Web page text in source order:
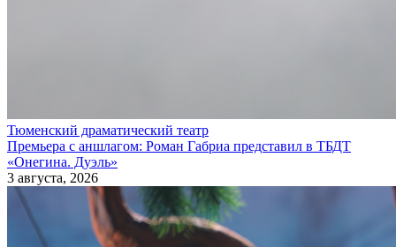
Тюменский драматический театр
Премьера с аншлагом: Роман Габриа представил в ТБДТ
«Онегина. Дуэль»
3 августа, 2026